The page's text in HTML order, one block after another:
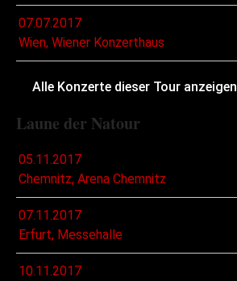
07.07.2017
Wien, Wiener Konzerthaus
Alle Konzerte dieser Tour anzeigen
Laune der Natour
05.11.2017
Chemnitz, Arena Chemnitz
07.11.2017
Erfurt, Messehalle
10.11.2017